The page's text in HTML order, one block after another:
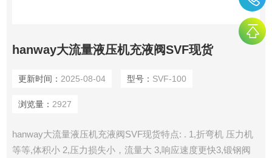
hanway大流量液压机充液阀SVF现货
更新时间： 2025-08-04 型号： SVF-100
浏览量： 2927
hanway大流量液压机充液阀SVF现货特点: . 1,折弯机 压力机
等等,体积小 2,压力损失小，流量大 3,响应速度更快3,锻钢阀